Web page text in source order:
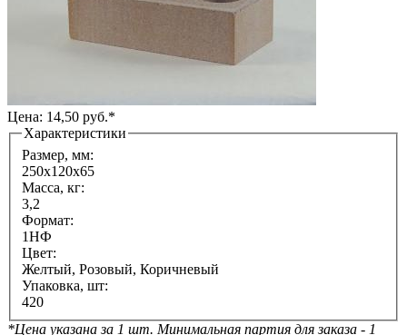
Цена: 14,50 руб.*
Характеристики
Размер, мм:
250х120х65
Масса, кг:
3,2
Формат:
1НФ
Цвет:
Желтый, Розовый, Коричневый
Упаковка, шт:
420
*Цена указана за 1 шт. Минимальная партия для заказа - 1